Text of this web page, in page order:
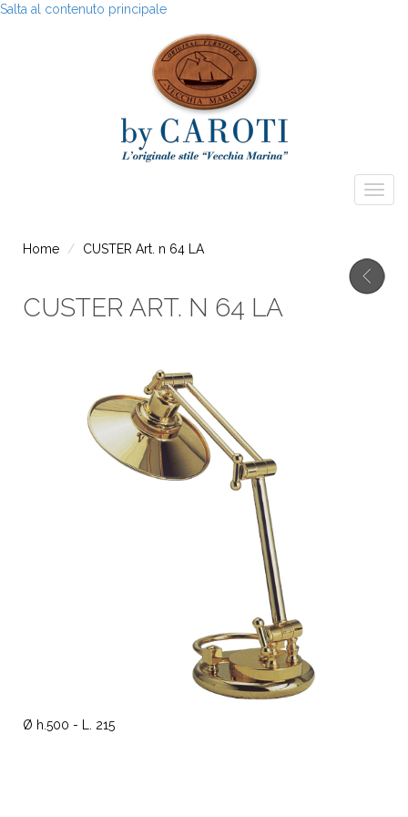
Salta al contenuto principale
Home CUSTER Art. n 64 LA
CUSTER ART. N 64 LA
Ø h.500 - L. 215